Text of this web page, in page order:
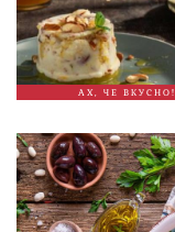
АХ, ЧЕ ВКУСНО!